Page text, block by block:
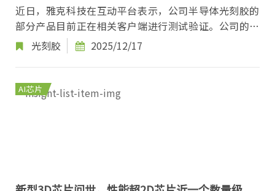
近日，雅克科技在互动平台表示，公司半导体光刻胶的
部分产品目前正在相关客户端进行测试验证。公司的半
导体前驱体产品主要供应给国内外芯片制造商。近...
光刻胶 2025/12/17
AI芯片